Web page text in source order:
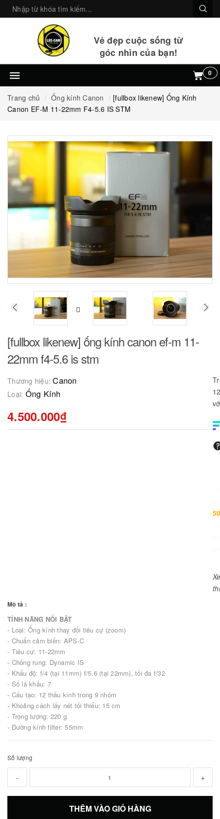
Vẻ đẹp cuộc sống từ
góc nhìn của bạn!
0
Trang chủ Ống kính Canon
[fullbox likenew] Ống Kính
Canon EF-M 11-22mm F4-5.6 IS STM
[fullbox likenew] ống kính canon ef-m 11-
22mm f4-5.6 is stm
Thương hiệu:Canon
Loại: Ống Kính
4.500.000₫
Mô tả :
TÍNH NĂNG NỔI BẬT
- Loại: Ống kính thay đổi tiêu cự (zoom)
- Chuẩn cảm biến: APS-C
- Tiêu cự: 11-22mm
- Chống rung: Dynamic IS
- Khẩu độ: f/4 (tại 11mm) f/5.6 (tại 22mm), tối đa f/32
- Số lá khẩu: 7
- Cấu tạo: 12 thấu kính trong 9 nhóm
- Khoảng cách lấy nét tối thiểu: 15 cm
- Trọng lượng: 220 g
- Đường kính filter: 55mm
Số lượng
- +
THÊM VÀO GIỎ HÀNG